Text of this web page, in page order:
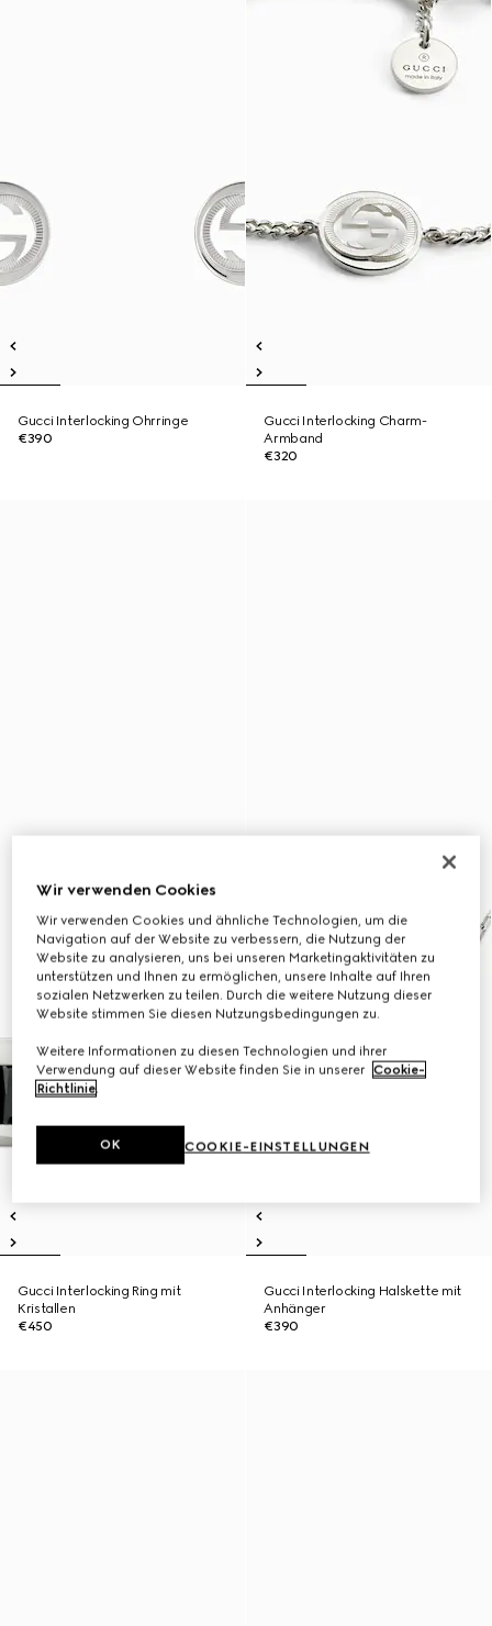
Gucci Interlocking Ohrringe
€390
Gucci Interlocking Charm-
Armband
€320
Gucci Interlocking Ring mit
Kristallen
€450
Gucci Interlocking Halskette mit
Anhänger
€390
Wir verwenden Cookies
Wir verwenden Cookies und ähnliche Technologien, um die
Navigation auf der Website zu verbessern, die Nutzung der
Website zu analysieren, uns bei unseren Marketingaktivitäten zu
unterstützen und Ihnen zu ermöglichen, unsere Inhalte auf Ihren
sozialen Netzwerken zu teilen. Durch die weitere Nutzung dieser
Website stimmen Sie diesen Nutzungsbedingungen zu.
Weitere Informationen zu diesen Technologien und ihrer
Verwendung auf dieser Website finden Sie in unserer Cookie-
Richtlinie.
COOKIE-EINSTELLUNGEN
OK